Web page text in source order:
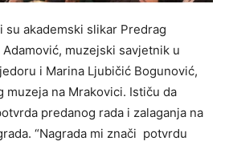
su akademski slikar Predrag
muzejski savjetnik u
i Marina Ljubičić Bogunović,
muzeja na Mrakovici. Ističu da
predanog rada i zalaganja na
“Nagrada mi znači potvrdu